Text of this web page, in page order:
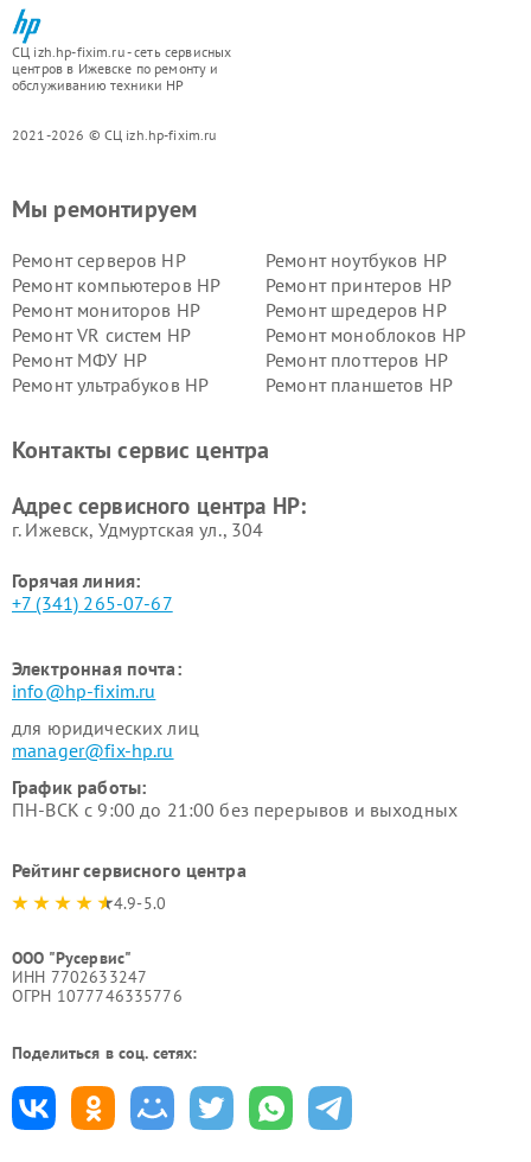
СЦ izh.hp-fixim.ru - сеть сервисных
центров в Ижевске по ремонту и
обслуживанию техники HP
2021-2026 © СЦ izh.hp-fixim.ru
Мы ремонтируем
Ремонт серверов HP
Ремонт ноутбуков HP
Ремонт компьютеров HP
Ремонт принтеров HP
Ремонт мониторов HP
Ремонт шредеров HP
Ремонт VR систем HP
Ремонт моноблоков HP
Ремонт МФУ HP
Ремонт плоттеров HP
Ремонт ультрабуков HP
Ремонт планшетов HP
Контакты сервис центра
Адрес сервисного центра HP:
г. Ижевск, Удмуртская ул., 304
Горячая линия:
+7 (341) 265-07-67
Электронная почта:
info@hp-fixim.ru
для юридических лиц
manager@fix-hp.ru
График работы:
ПН-ВСК с 9:00 до 21:00 без перерывов и выходных
Рейтинг сервисного центра
4.9-5.0
ООО "Русервис"
ИНН 7702633247
ОГРН 1077746335776
Поделиться в соц. сетях: